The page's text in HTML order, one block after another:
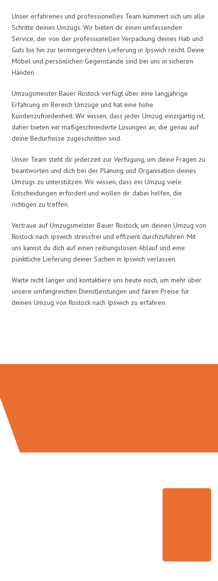
Unser erfahrenes und professionelles Team kümmert sich um alle
Schritte deines Umzugs. Wir bieten dir einen umfassenden
Service, der von der professionellen Verpackung deines Hab und
Guts bis hin zur termingerechten Lieferung in Ipswich reicht. Deine
Möbel und persönlichen Gegenstände sind bei uns in sicheren
Händen.
Umzugsmeister Bauer Rostock verfügt über eine langjährige
Erfahrung im Bereich Umzüge und hat eine hohe
Kundenzufriedenheit. Wir wissen, dass jeder Umzug einzigartig ist,
daher bieten wir maßgeschneiderte Lösungen an, die genau auf
deine Bedürfnisse zugeschnitten sind.
Unser Team steht dir jederzeit zur Verfügung, um deine Fragen zu
beantworten und dich bei der Planung und Organisation deines
Umzugs zu unterstützen. Wir wissen, dass ein Umzug viele
Entscheidungen erfordert und wollen dir dabei helfen, die
richtigen zu treffen.
Vertraue auf Umzugsmeister Bauer Rostock, um deinen Umzug von
Rostock nach Ipswich stressfrei und effizient durchzuführen. Mit
uns kannst du dich auf einen reibungslosen Ablauf und eine
pünktliche Lieferung deiner Sachen in Ipswich verlassen.
Warte nicht länger und kontaktiere uns heute noch, um mehr über
unsere umfangreichen Dienstleistungen und fairen Preise für
deinen Umzug von Rostock nach Ipswich zu erfahren.